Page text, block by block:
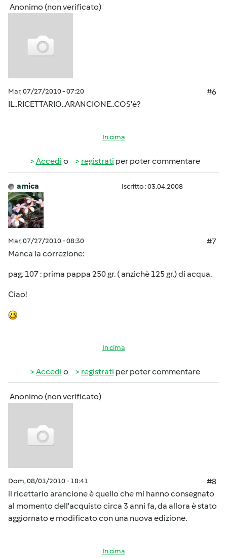
Anonimo (non verificato)
Mar, 07/27/2010 - 07:20
#6
IL..RICETTARIO..ARANCIONE..COS'è?
In cima
Accedi o registrati per poter commentare
amica Iscritto : 03.04.2008
Mar, 07/27/2010 - 08:30
#7
Manca la correzione:
pag. 107 : prima pappa 250 gr. ( anzichè 125 gr.) di acqua.
Ciao!
In cima
Accedi o registrati per poter commentare
Anonimo (non verificato)
Dom, 08/01/2010 - 18:41
#8
il ricettario arancione è quello che mi hanno consegnato
al momento dell'acquisto circa 3 anni fa, da allora è stato
aggiornato e modificato con una nuova edizione.
In cima